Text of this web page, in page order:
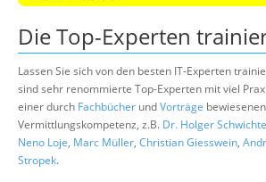
Die Top-Experten
Lassen Sie sich von den besten IT-Experten
sind sehr renommierte Top-Experten mit viel
einer durch Fachbücher undVorträge
Vermittlungskompetenz, z.B. Dr. Holger
Neno Loje, Marc Müller, Christian Giesswein,
Stropek.